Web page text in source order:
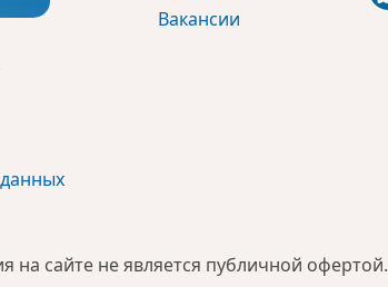
Вакансии
сайте не является публичной офертой.